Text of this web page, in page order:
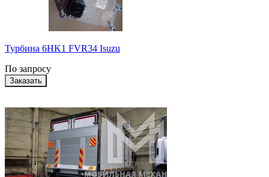
Турбина 6HK1 FVR34 Isuzu
По запросу